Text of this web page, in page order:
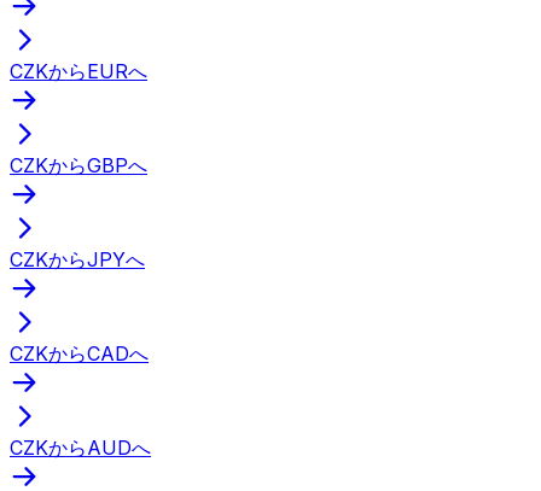
CZKからEURへ
CZKからGBPへ
CZKからJPYへ
CZKからCADへ
CZKからAUDへ